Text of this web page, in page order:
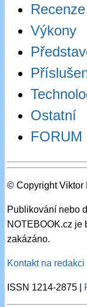
Recenze
Výkony
Ostatní
FORUM
© Copyright Viktor
Publikování nebo
NOTEBOOK.cz je
zakázáno.
Kontakt na redakci
ISSN 1214-2875 |